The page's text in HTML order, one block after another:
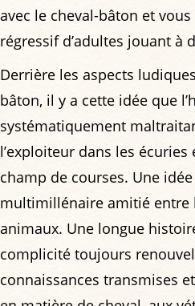
avec le cheval-bâton et
régressif d’adultes jouant à
Derrière les aspects
bâton, il y a cette idée que
systématiquement
l’exploiteur dans les écuries
champ de courses. Une
multimillénaire amitié entre
animaux. Une longue
complicité toujours
connaissances transmises